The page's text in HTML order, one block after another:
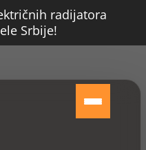
radijatora
Srbije!